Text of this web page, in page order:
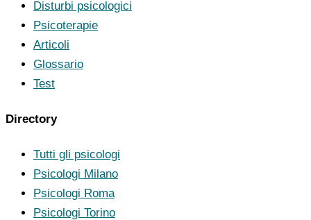
Disturbi psicologici
Psicoterapie
Articoli
Glossario
Test
Directory
Tutti gli psicologi
Psicologi Milano
Psicologi Roma
Psicologi Torino